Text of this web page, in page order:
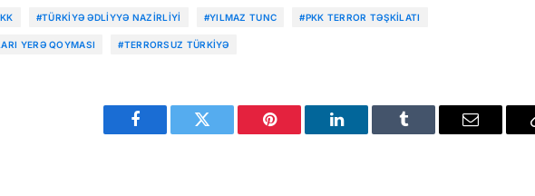
#TÜRKIYƏ ƏDLIYYƏ NAZIRLIYI #YILMAZ TUNC #PKK TERROR TƏŞKILATI
YERƏ QOYMASI #TERRORSUZ TÜRKIYƏ
Facebook Twitter Pinterest LinkedIn Tumblr Email